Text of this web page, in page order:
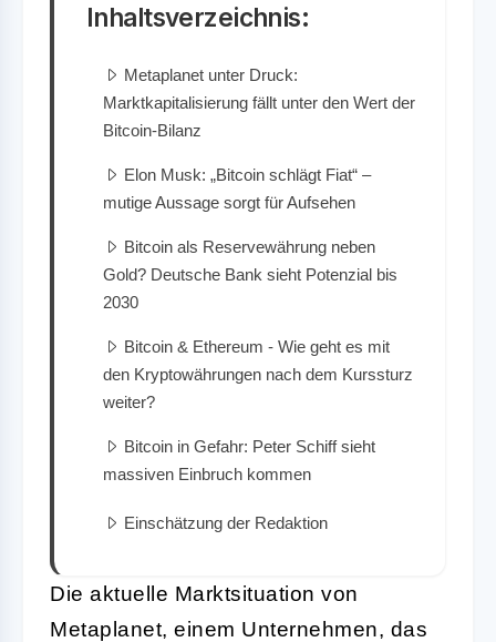
Inhaltsverzeichnis:
Metaplanet unter Druck:
Marktkapitalisierung fällt unter den Wert der
Bitcoin-Bilanz
Elon Musk: „Bitcoin schlägt Fiat“ –
mutige Aussage sorgt für Aufsehen
Bitcoin als Reservewährung neben
Gold? Deutsche Bank sieht Potenzial bis
2030
Bitcoin & Ethereum - Wie geht es mit
den Kryptowährungen nach dem Kurssturz
weiter?
Bitcoin in Gefahr: Peter Schiff sieht
massiven Einbruch kommen
Einschätzung der Redaktion
Die aktuelle Marktsituation von
Metaplanet, einem Unternehmen, das